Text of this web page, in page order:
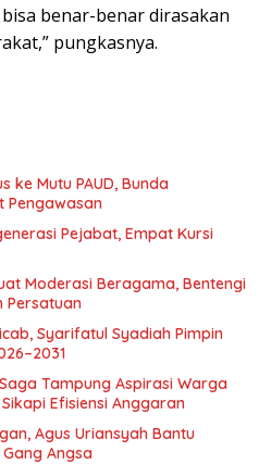
benar-benar dirasakan
pungkasnya.
ke Mutu PAUD, Bunda
Pengawasan
Pejabat, Empat Kursi
Moderasi Beragama, Bentengi
Persatuan
Syarifatul Syadiah Pimpin
Tampung Aspirasi Warga
Efisiensi Anggaran
Agus Uriansyah Bantu
Angsa